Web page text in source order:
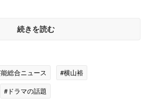
続きを読む
総合ニュース
#横山裕
#ドラマの話題